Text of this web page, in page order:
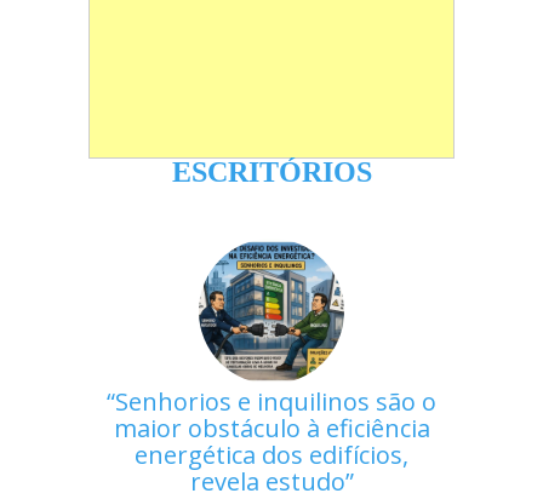
ESCRITÓRIOS
Senhorios e inquilinos são o
maior obstáculo à eficiência
energética dos edifícios,
revela estudo